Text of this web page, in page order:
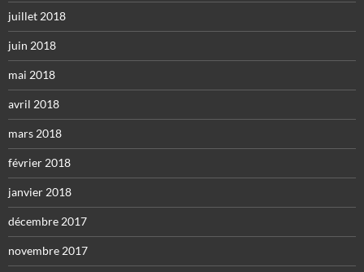
juillet 2018
juin 2018
mai 2018
avril 2018
mars 2018
février 2018
janvier 2018
décembre 2017
novembre 2017